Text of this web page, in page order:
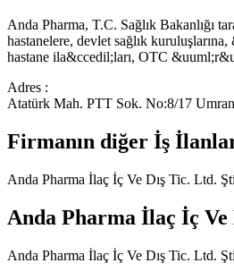
Anda Pharma, T.C. Sağlık Bakanlığı
hastanelere, devlet sağlık
hastane ila&ccedil;ları, OTC
Adres :
Atatürk Mah. PTT Sok. No:8/17
Firmanın diğer İş
Anda Pharma İlaç İç Ve Dış Tic. Ltd.
Anda Pharma İlaç İç Ve
Anda Pharma İlaç İç Ve Dış Tic. Ltd.